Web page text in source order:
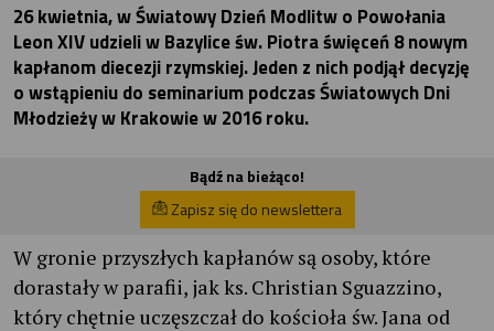
26 kwietnia, w Światowy Dzień Modlitw o Powołania
Leon XIV udzieli w Bazylice św. Piotra święceń 8 nowym
kapłanom diecezji rzymskiej. Jeden z nich podjął decyzję
o wstąpieniu do seminarium podczas Światowych Dni
Młodzieży w Krakowie w 2016 roku.
Bądź na bieżąco!
Zapisz się do newslettera
W gronie przyszłych kapłanów są osoby, które
dorastały w parafii, jak ks. Christian Sguazzino,
który chętnie uczęszczał do kościoła św. Jana od